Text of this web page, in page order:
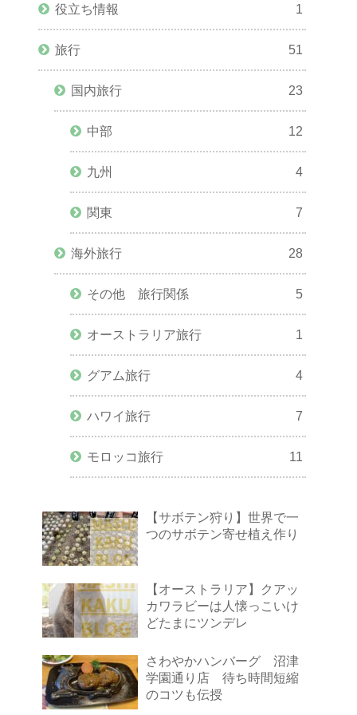
役立ち情報 1
旅行 51
国内旅行 23
中部 12
九州 4
関東 7
海外旅行 28
その他 旅行関係 5
オーストラリア旅行 1
グアム旅行 4
ハワイ旅行 7
モロッコ旅行 11
【サボテン狩り】世界で一
つのサボテン寄せ植え作り
【オーストラリア】クアッ
カワラビーは人懐っこいけ
どたまにツンデレ
さわやかハンバーグ 沼津
学園通り店 待ち時間短縮
のコツも伝授